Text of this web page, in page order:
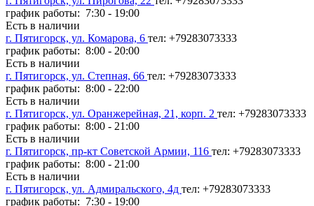
график работы: 7:30 - 19:00
Есть в наличии
г. Пятигорск, ул. Комарова, 6 тел: +79283073333
график работы: 8:00 - 20:00
Есть в наличии
г. Пятигорск, ул. Степная, 66 тел: +79283073333
график работы: 8:00 - 22:00
Есть в наличии
г. Пятигорск, ул. Оранжерейная, 21, корп. 2 тел: +79283073333
график работы: 8:00 - 21:00
Есть в наличии
г. Пятигорск, пр-кт Советской Армии, 116 тел: +79283073333
график работы: 8:00 - 21:00
Есть в наличии
г. Пятигорск, ул. Адмиральского, 4д тел: +79283073333
график работы: 7:30 - 19:00